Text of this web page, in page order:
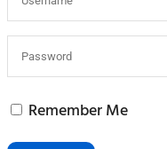
Remember Me